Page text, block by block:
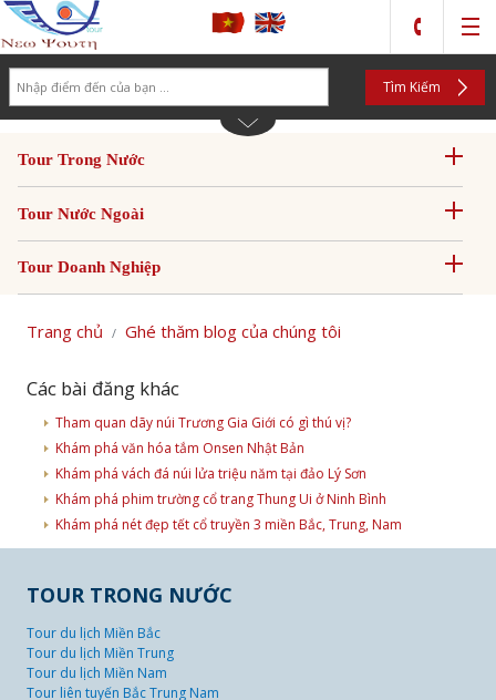
Tìm Kiếm
Tour Trong Nước
Tour Nước Ngoài
Tour Doanh Nghiệp
Trang chủ Ghé thăm blog của chúng tôi
Các bài đăng khác
Tham quan dãy núi Trương Gia Giới có gì thú vị?
Khám phá văn hóa tắm Onsen Nhật Bản
Khám phá vách đá núi lửa triệu năm tại đảo Lý Sơn
Khám phá phim trường cổ trang Thung Ui ở Ninh Bình
Khám phá nét đẹp tết cổ truyền 3 miền Bắc, Trung, Nam
TOUR TRONG NƯỚC
Tour du lịch Miền Bắc
Tour du lịch Miền Trung
Tour du lịch Miền Nam
Tour liên tuyến Bắc Trung Nam